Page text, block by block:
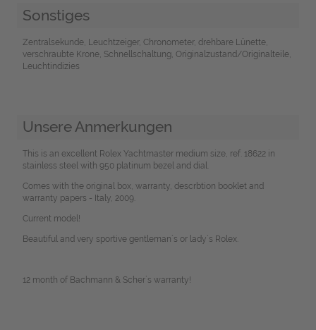
Sonstiges
Zentralsekunde, Leuchtzeiger, Chronometer, drehbare Lünette,
verschraubte Krone, Schnellschaltung, Originalzustand/Originalteile,
Leuchtindizies
Unsere Anmerkungen
This is an excellent Rolex Yachtmaster medium size, ref. 18622 in
stainless steel with 950 platinum bezel and dial.
Comes with the original box, warranty, descrbtion booklet and
warranty papers - Italy, 2009.
Current model!
Beautiful and very sportive gentleman`s or lady`s Rolex.
12 month of Bachmann & Scher`s warranty!